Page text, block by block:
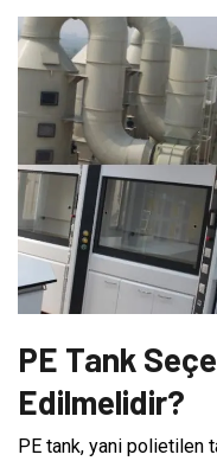
PE Tank
Edilmelidir?
PE tank, yani polietilen